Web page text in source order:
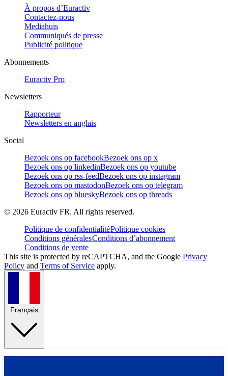
À propos d’Euractiv
Contactez-nous
Mediahuis
Communiqués de presse
Publicité politique
Abonnements
Euractiv Pro
Newsletters
Rapporteur
Newsletters en anglais
Social
Bezoek ons op facebookBezoek ons op x
Bezoek ons op linkedinBezoek ons op youtube
Bezoek ons op rss-feedBezoek ons op instagram
Bezoek ons op mastodonBezoek ons op telegram
Bezoek ons op blueskyBezoek ons op threads
© 2026 Euractiv FR. All rights reserved.
Politique de confidentialitéPolitique cookies
Conditions généralesConditions d’abonnement
Conditions de vente
This site is protected by reCAPTCHA, and the Google Privacy
Policy and Terms of Service apply.
Français